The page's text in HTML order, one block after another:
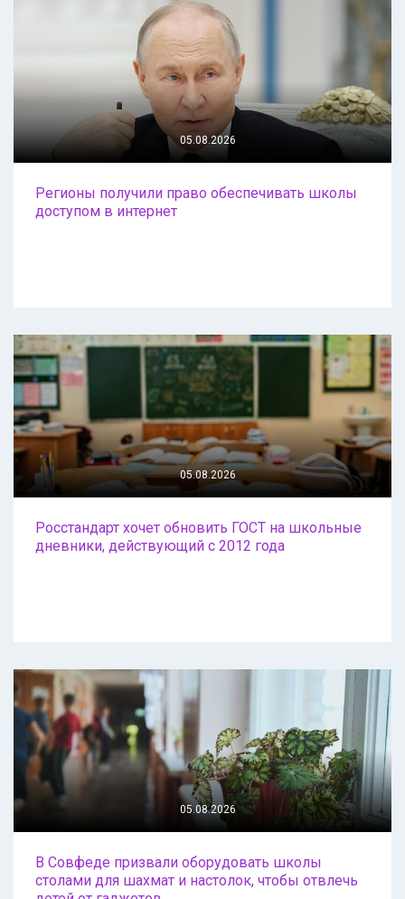
05.08.2026
Регионы получили право обеспечивать школы
доступом в интернет
05.08.2026
Росстандарт хочет обновить ГОСТ на школьные
дневники, действующий с 2012 года
05.08.2026
В Совфеде призвали оборудовать школы
столами для шахмат и настолок, чтобы отвлечь